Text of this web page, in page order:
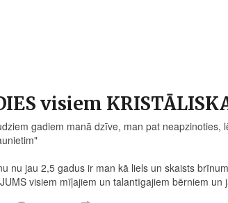
visiem
gadiem manā dzīve, man pat
nu jau 2,5 gadus ir man kā liels un skaists
visiem mīļajiem un talantīgajiem bērniem un